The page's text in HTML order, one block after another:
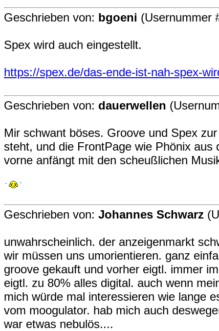
Geschrieben von: bgoeni (Usernummer
Spex wird auch eingestellt.
https://spex.de/das-ende-ist-nah-spex-
Geschrieben von: dauerwellen
Mir schwant böses. Groove und Spex
steht, und die FrontPage wie Phönix
vorne anfängt mit den scheußlichen
Geschrieben von: Johannes Schwarz
unwahrscheinlich. der anzeigenmarkt
wir müssen uns umorientieren. ganz
groove gekauft und vorher eigtl. immer
eigtl. zu 80% alles digital. auch wenn
mich würde mal interessieren wie lange
vom moogulator. hab mich auch
war etwas nebulös....